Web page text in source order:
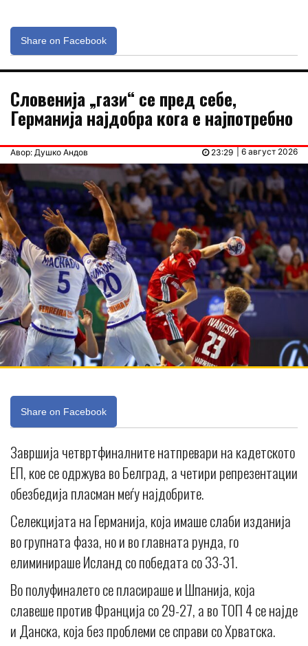
Share on Facebook
Словенија „гази“ се пред себе,
Германија најдобра кога е најпотребно
Авор: Душко Андов | 6 август 2026
23:29
Share on Facebook
Завршија четвртфиналните натпревари на кадетското
ЕП, кое се одржува во Белград, а четири репрезентации
обезбедија пласман меѓу најдобрите.
Селекцијата на Германија, која имаше слаби изданија
во групната фаза, но и во главната рунда, го
елиминираше Исланд со победата со 33-31.
Во полуфиналето се пласираше и Шпанија, која
славеше против Франција со 29-27, а во ТОП 4 се најде
и Данска, која без проблеми се справи со Хрватска.